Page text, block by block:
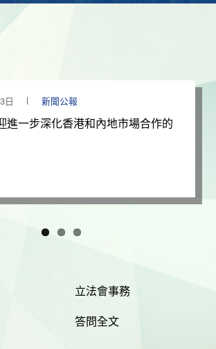
日 新聞公報
進一步深化香港和內地市場合作的
立法會事務
答問全文